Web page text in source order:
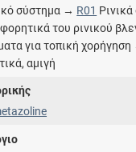
σύστημα → R01
του ρινικού
για τοπική χορήγηση
αμιγή